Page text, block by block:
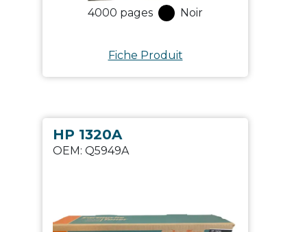
4000 pages Noir
Fiche Produit
HP 1320A
OEM: Q5949A